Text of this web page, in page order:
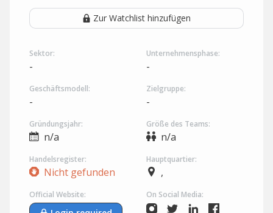
Zur Watchlist hinzufügen
Sektor:
-
Unternehmensphase:
-
Geschäftsmodell:
-
Zielgruppe:
-
Gründungsjahr:
n/a
Größe des Teams:
n/a
Handelsregister:
Nicht gefunden
Hauptquartier:
,
Official Website: On Social Media: